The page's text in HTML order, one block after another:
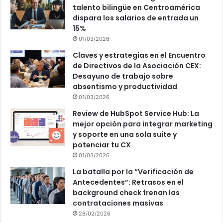
talento bilingüe en Centroamérica
dispara los salarios de entrada un
15%
01/03/2026
Claves y estrategias en el Encuentro
de Directivos de la Asociación CEX:
Desayuno de trabajo sobre
absentismo y productividad
01/03/2026
Review de HubSpot Service Hub: La
mejor opción para integrar marketing
y soporte en una sola suite y
potenciar tu CX
01/03/2026
La batalla por la “Verificación de
Antecedentes”: Retrasos en el
background check frenan las
contrataciones masivas
28/02/2026